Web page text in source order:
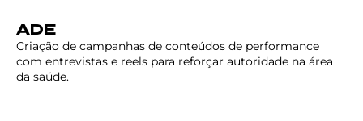
ADE
Criação de campanhas de conteúdos de performance
com entrevistas e reels para reforçar autoridade na área
da saúde.